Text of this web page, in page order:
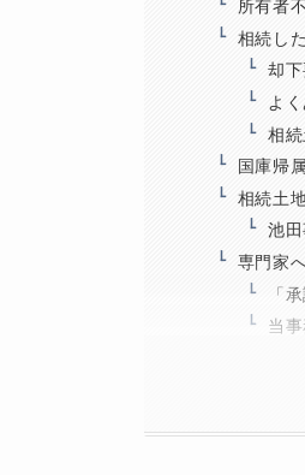
相続し
却
よ
相
国庫帰
相続土
池
専門家
「
当